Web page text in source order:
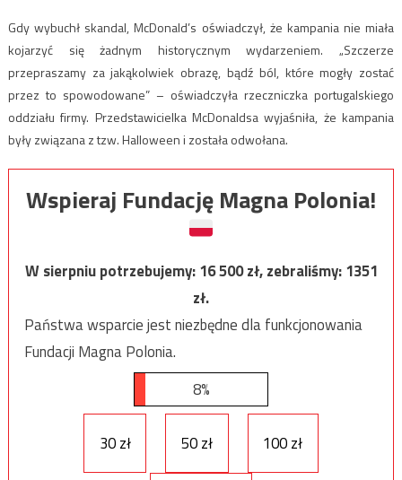
Gdy wybuchł skandal, McDonald’s oświadczył, że kampania nie miała
kojarzyć się żadnym historycznym wydarzeniem. „Szczerze
przepraszamy za jakąkolwiek obrazę, bądź ból, które mogły zostać
przez to spowodowane” – oświadczyła rzeczniczka portugalskiego
oddziału firmy. Przedstawicielka McDonaldsa wyjaśniła, że kampania
były związana z tzw. Halloween i została odwołana.
Wspieraj Fundację Magna Polonia!
W sierpniu potrzebujemy:16 500zł, zebraliśmy:1351
zł.
Państwa wsparcie jest niezbędne dla funkcjonowania
Fundacji Magna Polonia.
8%
30 zł 50 zł 100 zł